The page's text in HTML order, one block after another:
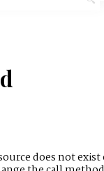
does not exist